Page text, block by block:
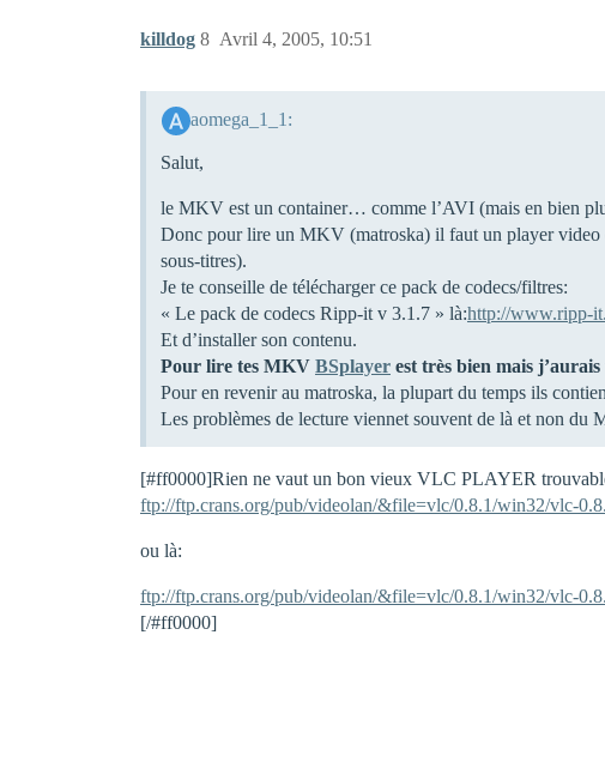
killdog Avril 4, 2005, 10:51
8
aomega_1_1:
Salut,
le MKV est un container… comme l’AVI (mais en bien
Donc pour lire un MKV (matroska) il faut un player video
sous-titres).
Je te conseille de télécharger ce pack de codecs/filtres:
« Le pack de codecs Ripp-it v 3.1.7 » là:http://www.ripp-
Et d’installer son contenu.
Pour lire tes MKV BSplayer est très bien mais
Pour en revenir au matroska, la plupart du temps ils
Les problèmes de lecture viennet souvent de là et non du
[#ff0000]Rien ne vaut un bon vieux VLC PLAYER
ftp://ftp.crans.org/pub/videolan/&file=vlc/0.8.1/win32/vlc-
ou là:
ftp://ftp.crans.org/pub/videolan/&file=vlc/0.8.1/win32/vlc-
[/#ff0000]